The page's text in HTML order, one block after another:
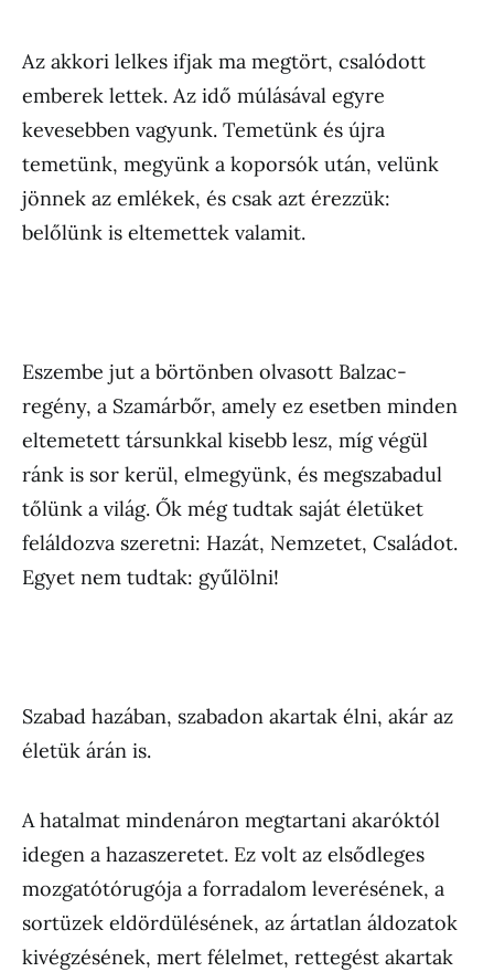
Az akkori lelkes ifjak ma megtört, csalódott
emberek lettek. Az idő múlásával egyre
kevesebben vagyunk. Temetünk és újra
temetünk, megyünk a koporsók után, velünk
jönnek az emlékek, és csak azt érezzük:
belőlünk is eltemettek valamit.
Eszembe jut a börtönben olvasott Balzac-
regény, a Szamárbőr, amely ez esetben minden
eltemetett társunkkal kisebb lesz, míg végül
ránk is sor kerül, elmegyünk, és megszabadul
tőlünk a világ. Ők még tudtak saját életüket
feláldozva szeretni: Hazát, Nemzetet, Családot.
Egyet nem tudtak: gyűlölni!
Szabad hazában, szabadon akartak élni, akár az
életük árán is.
A hatalmat mindenáron megtartani akaróktól
idegen a hazaszeretet. Ez volt az elsődleges
mozgatótórugója a forradalom leverésének, a
sortüzek eldördülésének, az ártatlan áldozatok
kivégzésének, mert félelmet, rettegést akartak